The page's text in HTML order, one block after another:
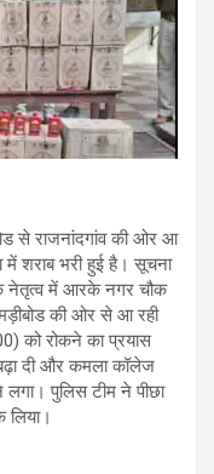
से राजनांदगांव की ओर आ
में शराब भरी हुई है। सूचना
नेतृत्व में आरके नगर चौक
की ओर से आ रही
को रोकने का प्रयास
बढ़ा दी और कमला कॉलेज
लगा। पुलिस टीम ने पीछा
लिया।